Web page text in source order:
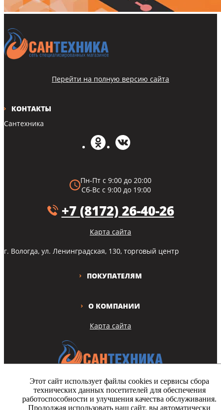
Copyright © Все права защищены
Карта сайта
О КОМПАНИИ
ПОКУПАТЕЛЯМ
КОНТАКТЫ
Сантехника
Пн-Пт с 9:00 до 20:00
Сб-Вс с 9:00 до 19:00
+7 (8172) 26-40-26
Карта сайта
г. Вологда, ул. Ленинградская, 130, торговый центр
Перейти на полную версию сайта
Этот сайт использует файлы cookies и сервисы сбора
технических данных посетителей для обеспечения
работоспособности и улучшения качества обслуживания.
Продолжая использовать наш сайт, вы автоматически